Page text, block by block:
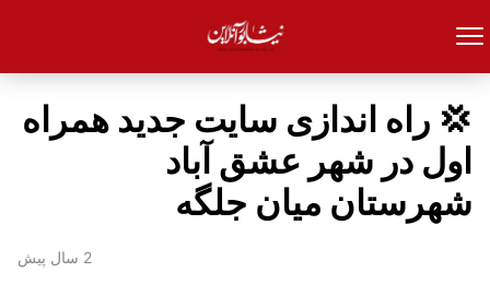
💢 راه اندازی سایت جدید همراه
اول در شهر عشق آباد
شهرستان میان جلگه
2 سال پیش